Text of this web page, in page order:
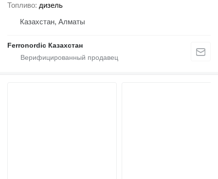
Топливо дизель
Казахстан, Алматы
Ferronordic Казахстан